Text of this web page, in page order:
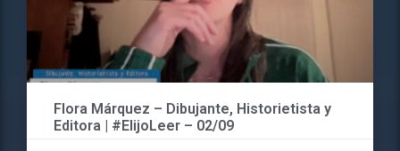
Flora Márquez – Dibujante, Historietista y
Editora | #ElijoLeer – 02/09